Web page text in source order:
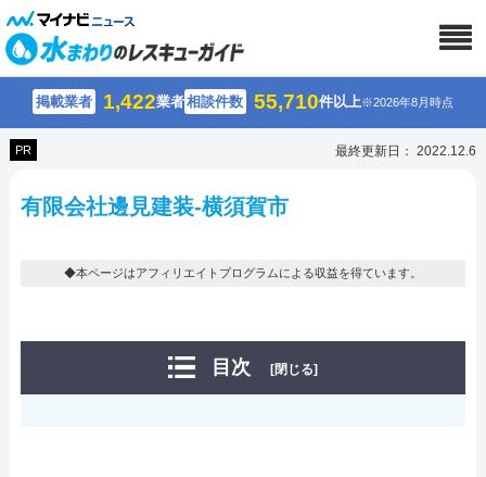
掲載業者 1,422業者相談件数 55,710件以上※2026年8月時点
PR 最終更新日： 2022.12.6
有限会社邊見建装-横須賀市
◆本ページはアフィリエイトプログラムによる収益を得ています。
目次 [閉じる]